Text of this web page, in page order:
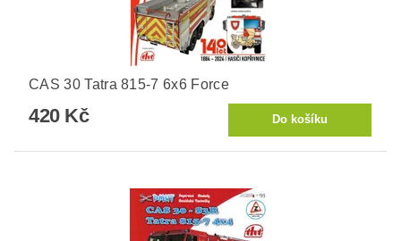
CAS 30 Tatra 815-7 6x6 Force
420 Kč